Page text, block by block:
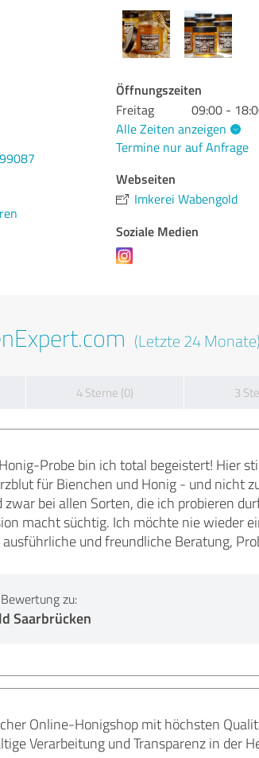
Öffnungszeiten
Freitag
09:00 -
Alle Zeiten anzeigen
Termine nur auf Anfrage
Webseiten
Imkerei Wabengold
Soziale Medien
(Letzte 24 Monate)
4 Sterne (0) 3
Probe bin ich total begeistert! Hier
für Bienchen und Honig - und nicht
zwar bei allen Sorten, die ich probieren
macht süchtig. Ich möchte nie wieder
und freundliche Beratung,
zu:
Saarbrücken
Online-Honigshop mit höchsten
Verarbeitung und Transparenz in der